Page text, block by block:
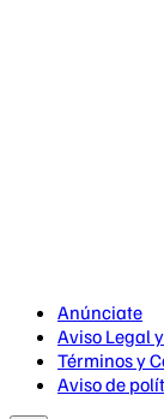
Anúnciate
Aviso Legal
Términos y
Aviso de